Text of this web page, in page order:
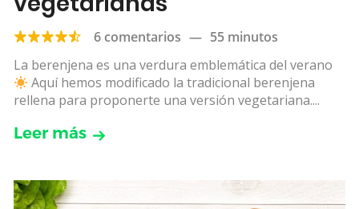
6 comentarios — 55 minutos
La berenjena es una verdura emblemática del verano
Aquí hemos modificado la tradicional berenjena
rellena para proponerte una versión vegetariana....
Leer más